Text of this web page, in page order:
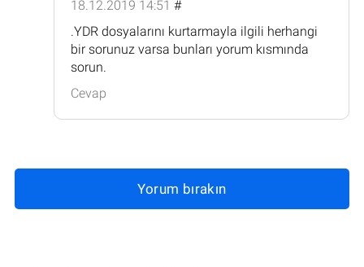
18.12.2019 14:51 #
.YDR dosyalarını kurtarmayla ilgili herhangi
bir sorunuz varsa bunları yorum kısmında
sorun.
Cevap
Yorum bırakın